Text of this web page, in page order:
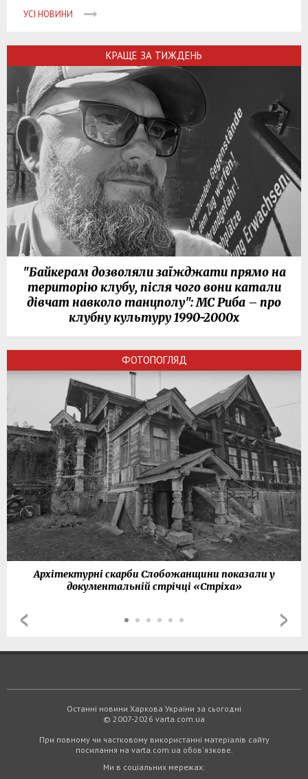
УСІ НОВИНИ
КРАЩЕ ЗА ТИЖДЕНЬ
"Байкерам дозволяли заїжджати прямо на
територію клубу, після чого вони катали
дівчат навколо танцполу": МС Риба – про
клубну культуру 1990-2000х
ФОТОПОГЛЯД
Архітектурні скарби Слобожанщини показали у
документальній стрічці «Стріха»
Останні новини Харкова України за сьогодні
© 2007-2026 varta.com.ua
При повному чи частковому використанні матеріалів сайту
посилання на varta.com.ua обов'язкове.
Ми в соціальних мережах: